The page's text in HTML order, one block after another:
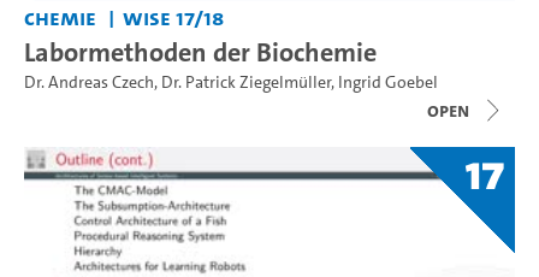
Chemie WiSe 17/18
Labormethoden der Biochemie
Dr. Andreas Czech, Dr. Patrick Ziegelmüller, Ingrid Goebel
open
17